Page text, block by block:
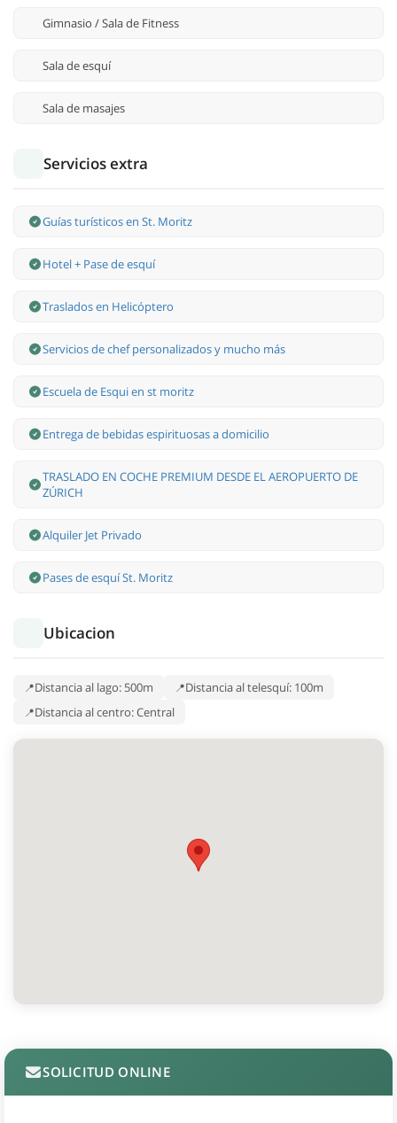
Gimnasio / Sala de Fitness
Sala de esquí
Sala de masajes
Servicios extra
Guías turísticos en St. Moritz
Hotel + Pase de esquí
Traslados en Helicóptero
Servicios de chef personalizados y mucho más
Escuela de Esqui en st moritz
Entrega de bebidas espirituosas a domicilio
TRASLADO EN COCHE PREMIUM DESDE EL AEROPUERTO DE
ZÚRICH
Alquiler Jet Privado
Pases de esquí St. Moritz
Ubicacion
Distancia al lago: 500m
Distancia al telesquí: 100m
Distancia al centro: Central
SOLICITUD ONLINE